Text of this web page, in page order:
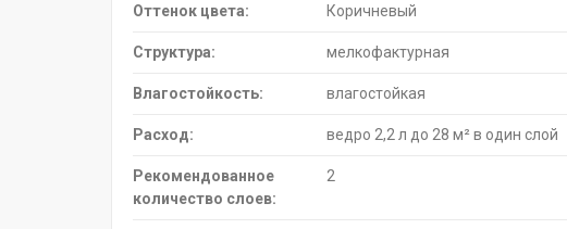
Оттенок цвета: Коричневый
Структура: мелкофактурная
Влагостойкость: влагостойкая
Расход: ведро 2,2 л до 28 м² в один слой
Рекомендованное
количество слоев:
2